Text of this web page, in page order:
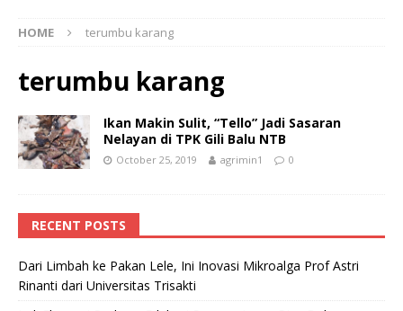
HOME terumbu karang
terumbu karang
Ikan Makin Sulit, “Tello” Jadi Sasaran
Nelayan di TPK Gili Balu NTB
October 25, 2019 agrimin1 0
RECENT POSTS
Dari Limbah ke Pakan Lele, Ini Inovasi Mikroalga Prof Astri
Rinanti dari Universitas Trisakti